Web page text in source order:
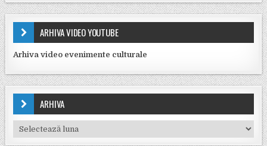
ARHIVA VIDEO YOUTUBE
Arhiva video evenimente culturale
ARHIVA
Arhiva